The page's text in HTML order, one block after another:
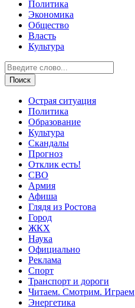
Политика
Экономика
Общество
Власть
Культура
Острая ситуация
Политика
Образование
Культура
Скандалы
Прогноз
Отклик есть!
СВО
Армия
Афиша
Глядя из Ростова
Город
ЖКХ
Наука
Официально
Реклама
Спорт
Транспорт и дороги
Читаем. Смотрим. Играем
Энергетика